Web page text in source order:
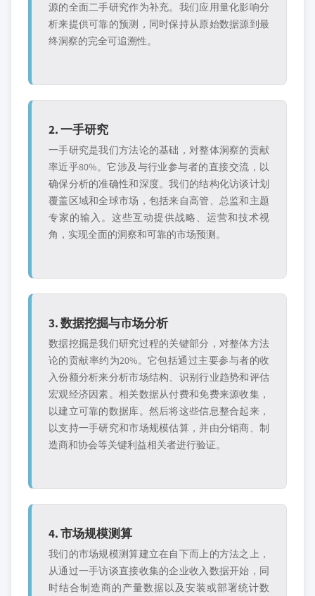
源的全面二手研究作为补充。我们应用量化影响分
析来提供可靠的预测，同时保持从原始数据源到最
终洞察的完全可追溯性。
2. 一手研究
一手研究是我们方法论的基础，对整体洞察的贡献
率近乎80%。它涉及与行业参与者的直接交流，以
确保分析的准确性和深度。我们的结构化访谈计划
覆盖区域和全球市场，包括来自高管、总监和主题
专家的输入。这些互动提供战略、运营和技术视
角，实现全面的洞察和可靠的市场预测。
3. 数据挖掘与市场分析
数据挖掘是我们研究过程的关键部分，对整体方法
论的贡献率约为20%。它包括通过主要参与者的收
入份额分析来分析市场结构、识别行业趋势和评估
宏观经济因素。相关数据从付费和免费来源收集，
以建立可靠的数据库。然后将这些信息整合起来，
以支持一手研究和市场规模估算，并由分销商、制
造商和协会等关键利益相关者进行验证。
4. 市场规模测算
我们的市场规模测算建立在自下而上的方法之上，
从通过一手访谈直接收集的企业收入数据开始，同
时结合制造商的产量数据以及安装或部署统计数